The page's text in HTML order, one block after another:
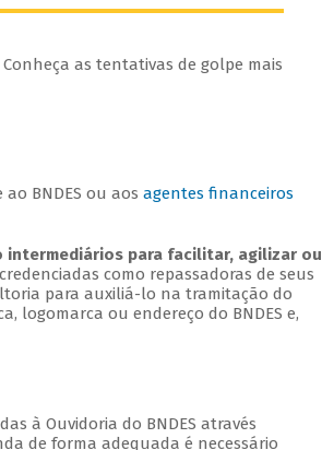
as tentativas de golpe mais
BNDES ou aos agentes financeiros
intermediários para facilitar, agilizar ou
como repassadoras de seus
para auxiliá-lo na tramitação do
logomarca ou endereço do BNDES e,
à Ouvidoria do BNDES através
de forma adequada é necessário